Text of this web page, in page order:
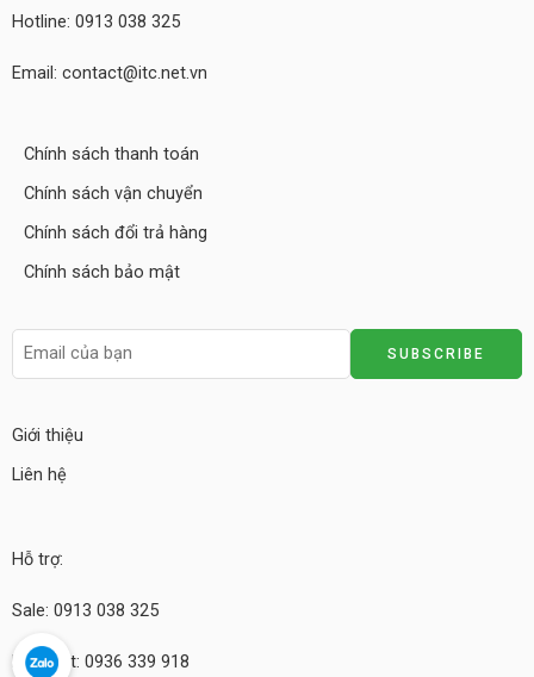
Hotline: 0913 038 325
Email: contact@itc.net.vn
Chính sách thanh toán
Chính sách vận chuyển
Chính sách đổi trả hàng
Chính sách bảo mật
Giới thiệu
Liên hệ
Hỗ trợ:
Sale: 0913 038 325
Kỹ thuật: 0936 339 918